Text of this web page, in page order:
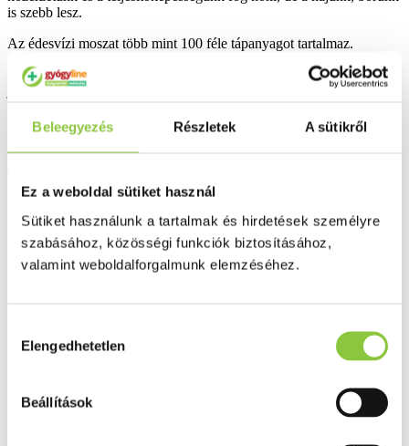
Beleegyezés Részletek A sütikről
Ez a weboldal sütiket használ
Sütiket használunk a tartalmak és hirdetések személyre
szabásához, közösségi funkciók biztosításához,
valamint weboldalforgalmunk elemzéséhez.
kiválasztása
Elengedhetetlen
Beállítások
is szebb lesz.
Az édesvízi moszat több mint 100 féle tápanyagot tartalmaz.
A Spirulina alga értékes vitaminok és ásványi anyagok forrása,
jelentős része tiszta fehérje.
B12-vitamin tartalma befolyásolja a homocisztein szintet, ezáltal
hozzájárulhat a szív és
Hatóanyagok 1 kapszula RDA%*:
Spirulina kivonat 600 mg **,
B12-vitamin 1,98 µg 79.
Kiszerelés: 90 db.